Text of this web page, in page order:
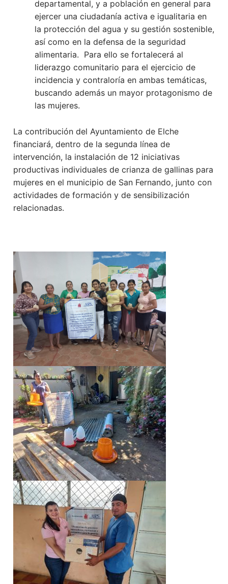
departamental, y a población en general para
ejercer una ciudadanía activa e igualitaria en
la protección del agua y su gestión sostenible,
así como en la defensa de la seguridad
alimentaria. Para ello se fortalecerá al
liderazgo comunitario para el ejercicio de
incidencia y contraloría en ambas temáticas,
buscando además un mayor protagonismo de
las mujeres.
La contribución del Ayuntamiento de Elche
financiará, dentro de la segunda línea de
intervención, la instalación de 12 iniciativas
productivas individuales de crianza de gallinas para
mujeres en el municipio de San Fernando, junto con
actividades de formación y de sensibilización
relacionadas.